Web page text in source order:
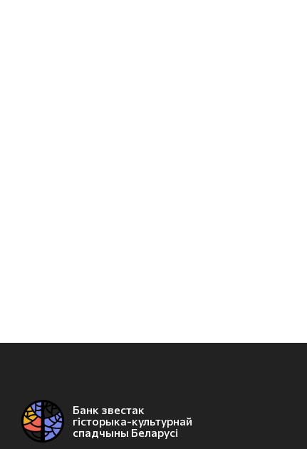
Банк звестак
гісторыка-культурнай
спадчыны Беларусі